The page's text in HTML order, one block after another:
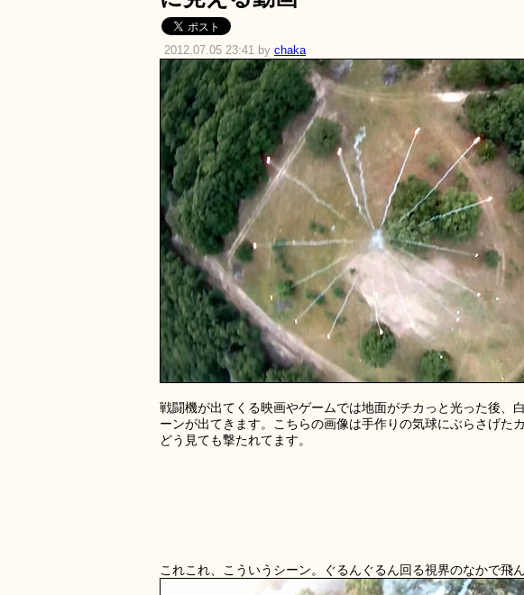
2012.07.05 23:41 by chaka
戦闘機が出てくる映画やゲームでは地面がチカっと光った後
ーンが出てきます。こちらの画像は手作りの気球にぶらさげた
どう見ても撃たれてます。
これこれ、こういうシーン。ぐるんぐるん回る視界のなかで飛